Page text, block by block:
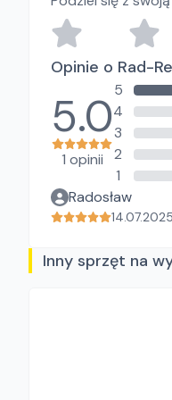
Opinie o Rad-
5.0
1 opinii
5
4
3
2
1
Radosław
14.07.2025
Inny sprzęt na